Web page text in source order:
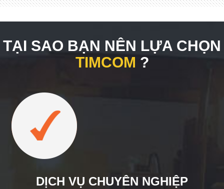
TẠI SAO BẠN NÊN LỰA CHỌN
TIMCOM ?
DỊCH VỤ CHUYÊN NGHIỆP